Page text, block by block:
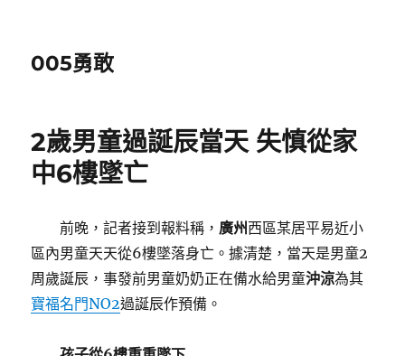
005勇敢
2歲男童過誕辰當天 失慎從家
中6樓墜亡
前晚，記者接到報料稱，廣州西區某居平易近小
區內男童天天從6樓墜落身亡。據清楚，當天是男童2
周歲誕辰，事發前男童奶奶正在備水給男童沖涼為其
寶福名門NO2過誕辰作預備。